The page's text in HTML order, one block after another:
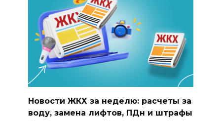
Новости ЖКХ за неделю: расчеты за
воду, замена лифтов, ПДн и штрафы